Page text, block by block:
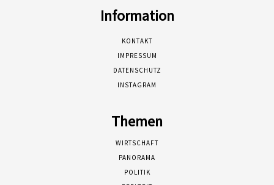
Information
KONTAKT
IMPRESSUM
DATENSCHUTZ
INSTAGRAM
Themen
WIRTSCHAFT
PANORAMA
POLITIK